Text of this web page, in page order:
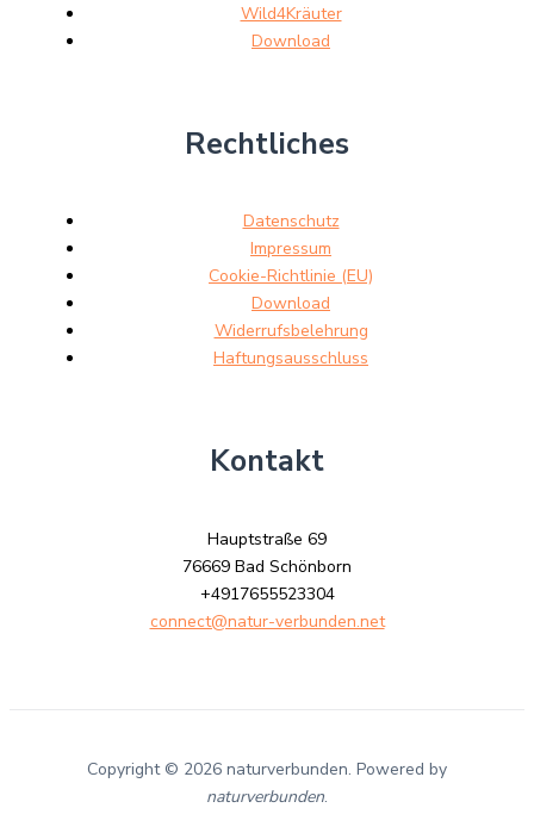
Wild4Kräuter
Download
Rechtliches
Datenschutz
Impressum
Cookie-Richtlinie (EU)
Download
Widerrufsbelehrung
Haftungsausschluss
Kontakt
Hauptstraße 69
76669 Bad Schönborn
+4917655523304
connect@natur-verbunden.net
Copyright © 2026 naturverbunden. Powered by
naturverbunden.